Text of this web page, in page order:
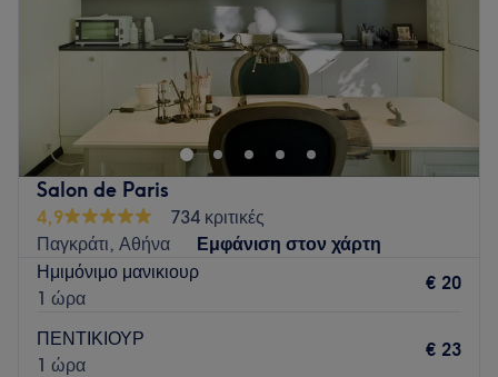
Κυριακή
Το Espresso Nails βρίσκεται στον πιο κεντρικό δρόμο του
Παγκρατίου και παρέχει υπηρεσίες μανικιούρ , πεντικιουρ
που μπορειτε να απολαύσετε σε συνδυασμό με ένα καφέ το
πρωί και ένα δροσερό κοκτέιλ το απόγευμα
Go to venue
Salon de Paris
4,9
734 κριτικές
Παγκράτι, Αθήνα
Εμφάνιση στον χάρτη
Ημιμόνιμο μανικιουρ
1 ώρα
€ 20
ΠΕΝΤΙΚΙΟΥΡ
1 ώρα
€ 23